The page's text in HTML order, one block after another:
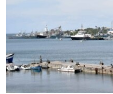
ЖАЗЫЛЫҢЫЗ